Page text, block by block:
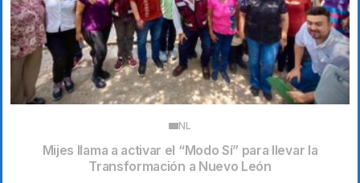
NL
Mijes llama a activar el “Modo Sí” para llevar la
Transformación a Nuevo León